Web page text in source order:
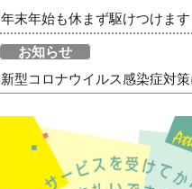
年末年始も休まず駆けつけます
お知らせ
新型コロナウイルス感染症対策